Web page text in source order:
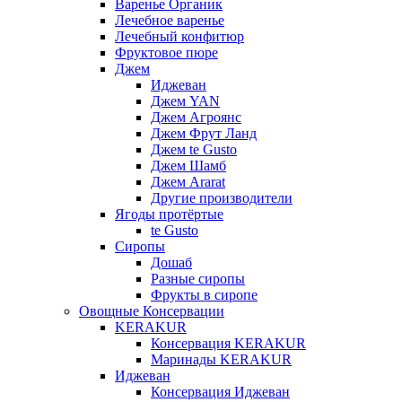
Варенье Органик
Лечебное варенье
Лечебный конфитюр
Фруктовое пюре
Джем
Иджеван
Джем YAN
Джем Агроянс
Джем Фрут Ланд
Джем te Gusto
Джем Шамб
Джем Ararat
Другие производители
Ягоды протёртые
te Gusto
Сиропы
Дошаб
Разные сиропы
Фрукты в сиропе
Овощные Консервации
KERAKUR
Консервация KERAKUR
Маринады KERAKUR
Иджеван
Консервация Иджеван